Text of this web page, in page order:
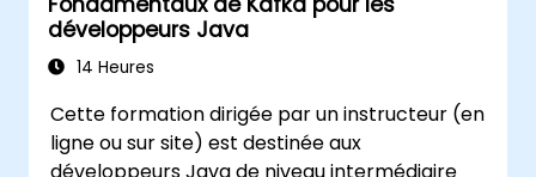
développeurs Java
14 Heures
Cette formation dirigée par un instructeur (en
ligne ou sur site) est destinée aux
développeurs Java de niveau intermédiaire